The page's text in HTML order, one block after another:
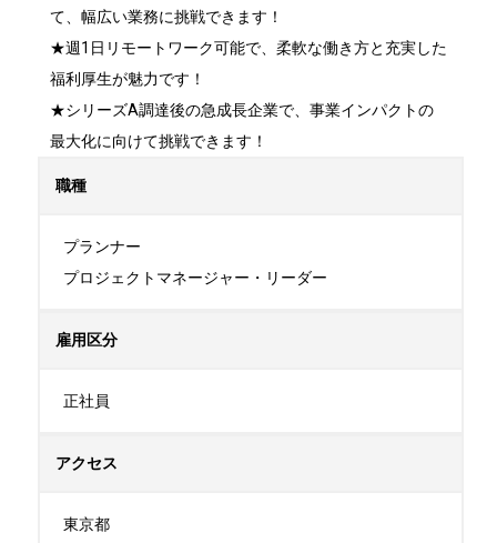
て、幅広い業務に挑戦できます！
★週1日リモートワーク可能で、柔軟な働き方と充実した
福利厚生が魅力です！
★シリーズA調達後の急成長企業で、事業インパクトの
最大化に向けて挑戦できます！
職種
プランナー
プロジェクトマネージャー・リーダー
雇用区分
正社員
アクセス
東京都